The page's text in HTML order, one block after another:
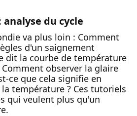
analyse du cycle
va plus loin : Comment
d'un saignement
dit la courbe de température
observer la glaire
ce que cela signifie en
température ? Ces tutoriels
qui veulent plus qu'un